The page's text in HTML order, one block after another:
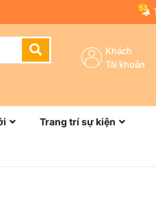
53
Khách
Tài khoản
Trang trí sự kiện